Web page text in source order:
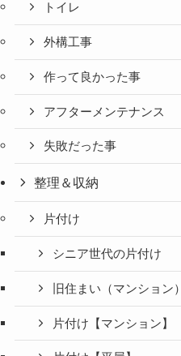
トイレ
外構工事
作って良かった事
アフターメンテナンス
失敗だった事
整理＆収納
片付け
シニア世代の片付け
旧住まい（マンション）
片付け【マンション】